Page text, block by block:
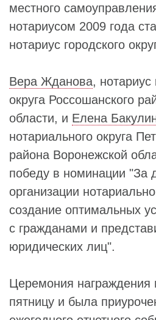
местного
нотариусом 2009 года
нотариус городского
Вера Жданова, нотариус
округа Россошанского
области, и Елена
нотариального округа
района Воронежской
победу в номинации "За
организации
создание оптимальных
с гражданами и
юридических лиц".
Церемония награждения
пятницу и была